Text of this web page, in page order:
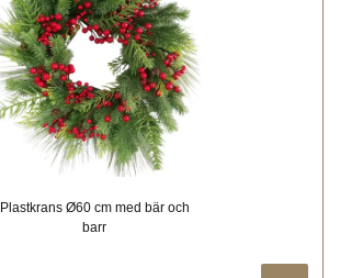
Plastkrans Ø60 cm med bär och
barr